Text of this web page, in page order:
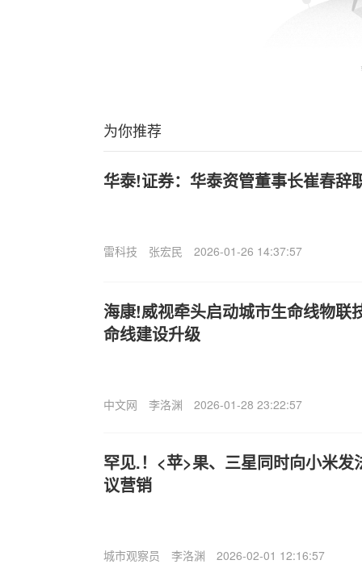
为你推荐
华泰!证券：华泰资管董事长崔春辞
雷科技 张宏民 2026-01-26 14:37:57
海康!威视牵头启动城市生命线物联
命线建设升级
中文网 李洛渊 2026-01-28 23:22:57
罕见.！<苹>果、三星同时向小米发
议营销
城市观察员 李洛渊 2026-02-01 12:16:57